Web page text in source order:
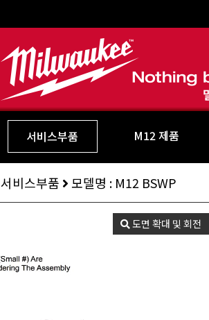
서비스부품 M12 제품
서비스부품 모델명 : M12 BSWP
도면 확대 및 회전